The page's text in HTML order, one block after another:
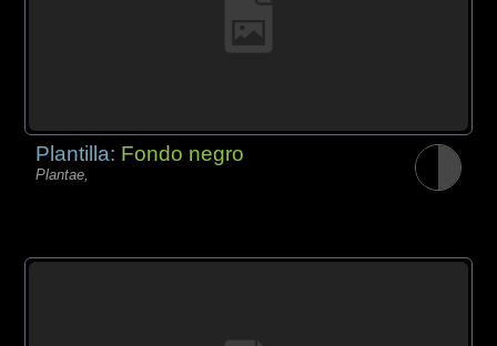
Plantilla: Fondo negro
Plantae,